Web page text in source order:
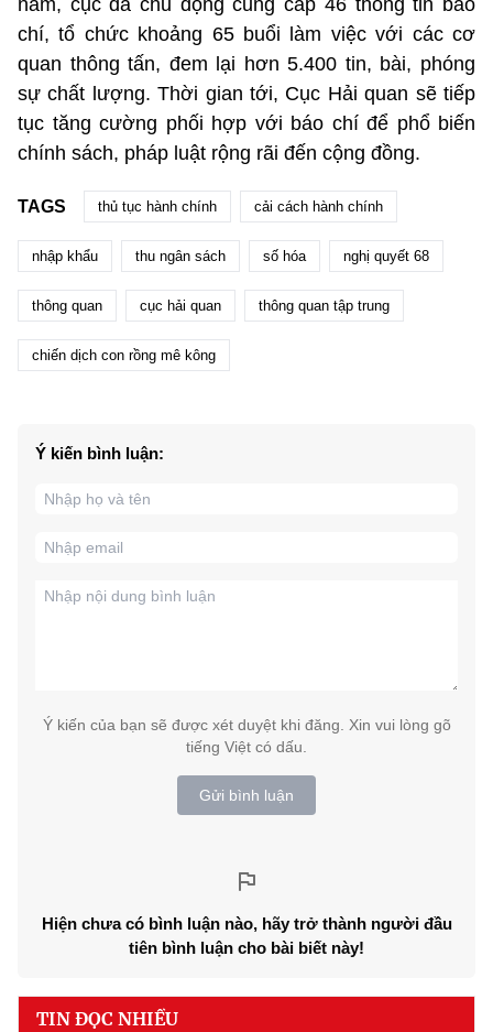
năm, cục đã chủ động cung cấp 46 thông tin báo
chí, tổ chức khoảng 65 buổi làm việc với các cơ
quan thông tấn, đem lại hơn 5.400 tin, bài, phóng
sự chất lượng. Thời gian tới, Cục Hải quan sẽ tiếp
tục tăng cường phối hợp với báo chí để phổ biến
chính sách, pháp luật rộng rãi đến cộng đồng.
TAGS thủ tục hành chính cải cách hành chính
nhập khẩu thu ngân sách số hóa nghị quyết 68
thông quan cục hải quan thông quan tập trung
chiến dịch con rồng mê kông
Ý kiến bình luận:
Ý kiến của bạn sẽ được xét duyệt khi đăng. Xin vui lòng gõ
tiếng Việt có dấu.
Gửi bình luận
Hiện chưa có bình luận nào, hãy trở thành người đầu
tiên bình luận cho bài biết này!
TIN ĐỌC NHIỀU